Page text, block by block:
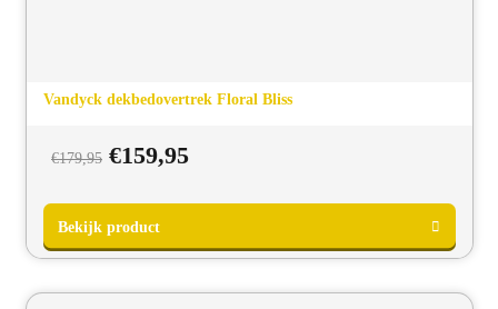
Vandyck dekbedovertrek Floral Bliss
€179,95 Oorspronkelijke
was:
€179,95.
€159,95Huidige
is: